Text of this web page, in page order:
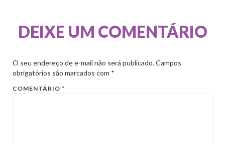
DEIXE UM COMENTÁRIO
O seu endereço de e-mail não será publicado. Campos
obrigatórios são marcados com *
COMENTÁRIO*